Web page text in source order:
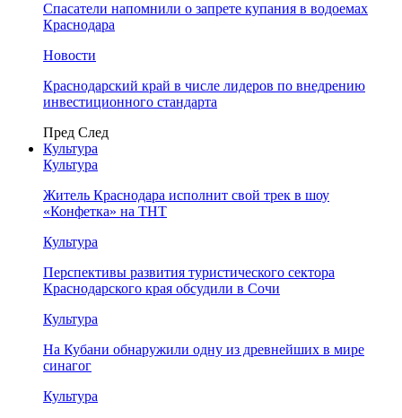
Спасатели напомнили о запрете купания в водоемах
Краснодара
Новости
Краснодарский край в числе лидеров по внедрению
инвестиционного стандарта
Пред След
Культура
Культура
Житель Краснодара исполнит свой трек в шоу
«Конфетка» на ТНТ
Культура
Перспективы развития туристического сектора
Краснодарского края обсудили в Сочи
Культура
На Кубани обнаружили одну из древнейших в мире
синагог
Культура